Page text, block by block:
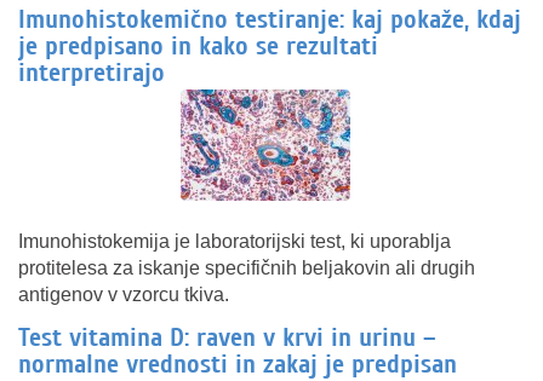
Imunohistokemično testiranje: kaj pokaže, kdaj
je predpisano in kako se rezultati
interpretirajo
Imunohistokemija je laboratorijski test, ki uporablja
protitelesa za iskanje specifičnih beljakovin ali drugih
antigenov v vzorcu tkiva.
Test vitamina D: raven v krvi in urinu –
normalne vrednosti in zakaj je predpisan